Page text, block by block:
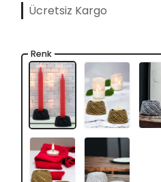
Ücretsiz Kargo
Renk